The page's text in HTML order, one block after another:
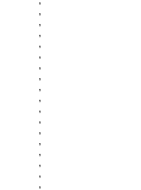
,
,
,
,
,
,
,
,
,
,
,
,
,
,
,
,
,